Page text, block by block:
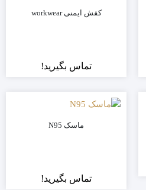
کفش ایمنی workwear
تماس بگیرید!
ماسک N95
تماس بگیرید!